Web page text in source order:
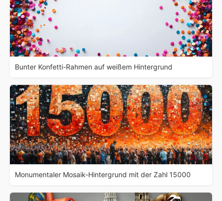
Bunter Konfetti-Rahmen auf weißem Hintergrund
Monumentaler Mosaik-Hintergrund mit der Zahl 15000